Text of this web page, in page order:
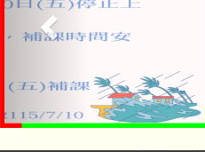
淨零綠生
會
115年食